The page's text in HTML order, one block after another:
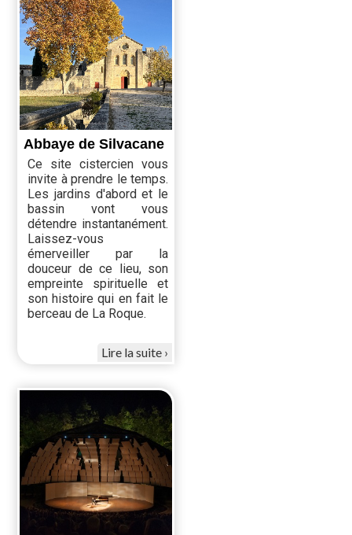
Abbaye de Silvacane
Ce site cistercien vous
invite à prendre le temps.
Les jardins d'abord et le
bassin vont vous
détendre instantanément.
Laissez-vous
émerveiller par la
douceur de ce lieu, son
empreinte spirituelle et
son histoire qui en fait le
berceau de La Roque.
Lire la suite